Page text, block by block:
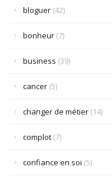
bloguer (42)
bonheur (7)
business (39)
cancer (5)
changer de métier (14)
complot (7)
confiance en soi (5)